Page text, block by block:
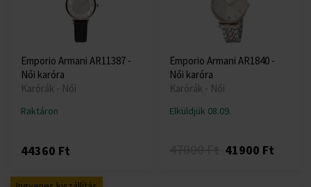
Emporio Armani AR11387 -
Női karóra
Karórák - Női
Raktáron
44360 Ft
Emporio Armani AR1840 -
Női karóra
Karórák - Női
Elküldjük 08.09.
41900 Ft